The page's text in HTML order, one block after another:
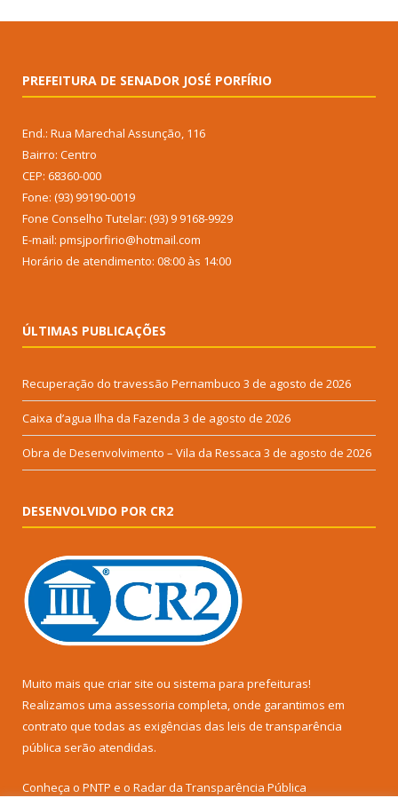
PREFEITURA DE SENADOR JOSÉ PORFÍRIO
End.: Rua Marechal Assunção, 116
Bairro: Centro
CEP: 68360-000
Fone: (93) 99190-0019
Fone Conselho Tutelar: (93) 9 9168-9929
E-mail: pmsjporfirio@hotmail.com
Horário de atendimento: 08:00 às 14:00
ÚLTIMAS PUBLICAÇÕES
Recuperação do travessão Pernambuco 3 de agosto de 2026
Caixa d’agua Ilha da Fazenda 3 de agosto de 2026
Obra de Desenvolvimento – Vila da Ressaca 3 de agosto de 2026
DESENVOLVIDO POR CR2
Muito mais que criar site ou sistema para prefeituras!
Realizamos uma assessoria completa, onde garantimos em
contrato que todas as exigências das leis de transparência
pública serão atendidas.
Conheça o PNTP e o Radar da Transparência Pública